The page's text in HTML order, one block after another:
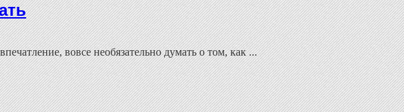
вовсе необязательно думать о том, как ...